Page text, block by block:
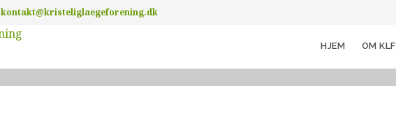
kontakt@kristeliglaegeforening.dk
HJEM OM KLF